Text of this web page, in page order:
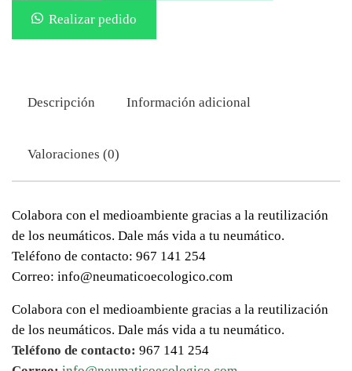
Realizar pedido
Descripción Información adicional
Valoraciones (0)
Colabora con el medioambiente gracias a la reutilización
de los neumáticos. Dale más vida a tu neumático.
Teléfono de contacto: 967 141 254
Correo: info@neumaticoecologico.com
Colabora con el medioambiente gracias a la reutilización
de los neumáticos. Dale más vida a tu neumático.
Teléfono de contacto: 967 141 254